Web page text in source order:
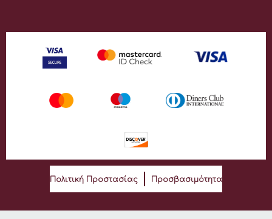
Πολιτική Προστασίας Προσβασιμότητα